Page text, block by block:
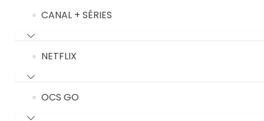
CANAL + SÉRIES
NETFLIX
OCS GO